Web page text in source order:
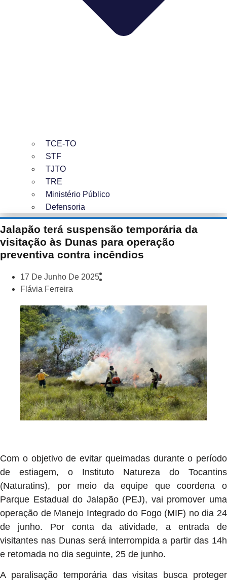
TCE-TO
STF
TJTO
TRE
Ministério Público
Defensoria
Jalapão terá suspensão temporária da
visitação às Dunas para operação
preventiva contra incêndios
17 De Junho De 2025
Flávia Ferreira
Com o objetivo de evitar queimadas durante o período
de estiagem, o Instituto Natureza do Tocantins
(Naturatins), por meio da equipe que coordena o
Parque Estadual do Jalapão (PEJ), vai promover uma
operação de Manejo Integrado do Fogo (MIF) no dia 24
de junho. Por conta da atividade, a entrada de
visitantes nas Dunas será interrompida a partir das 14h
e retomada no dia seguinte, 25 de junho.
A paralisação temporária das visitas busca proteger